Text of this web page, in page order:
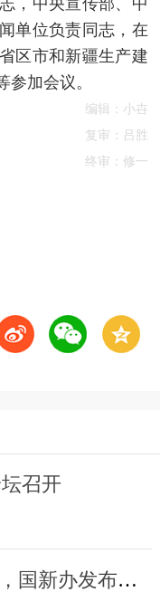
单位负责同志，在
区市和新疆生产建
加会议。
编辑：小卋
复审：吕胜
终审：修一
召开
两个“第一部”、三个“首次”，国新办发布会介绍民族团结进步促进法